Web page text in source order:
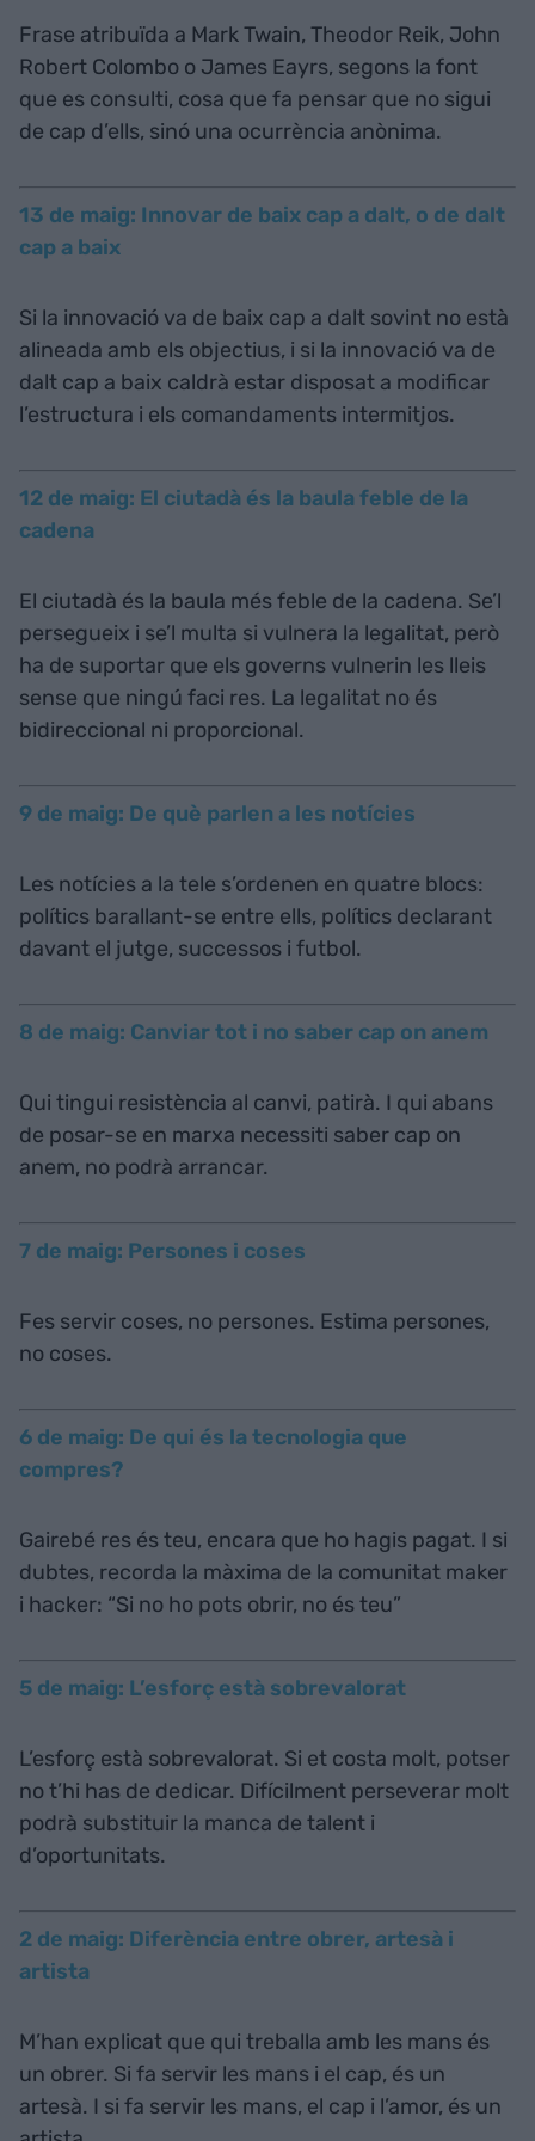
Frase atribuïda a Mark Twain, Theodor Reik, John
Robert Colombo o James Eayrs, segons la font
que es consulti, cosa que fa pensar que no sigui
de cap d’ells, sinó una ocurrència anònima.
13 de maig: Innovar de baix cap a dalt, o de dalt
cap a baix
Si la innovació va de baix cap a dalt sovint no està
alineada amb els objectius, i si la innovació va de
dalt cap a baix caldrà estar disposat a modificar
l’estructura i els comandaments intermitjos.
12 de maig: El ciutadà és la baula feble de la
cadena
El ciutadà és la baula més feble de la cadena. Se’l
persegueix i se’l multa si vulnera la legalitat, però
ha de suportar que els governs vulnerin les lleis
sense que ningú faci res. La legalitat no és
bidireccional ni proporcional.
9 de maig: De què parlen a les notícies
Les notícies a la tele s’ordenen en quatre blocs:
polítics barallant-se entre ells, polítics declarant
davant el jutge, successos i futbol.
8 de maig: Canviar tot i no saber cap on anem
Qui tingui resistència al canvi, patirà. I qui abans
de posar-se en marxa necessiti saber cap on
anem, no podrà arrancar.
7 de maig: Persones i coses
Fes servir coses, no persones. Estima persones,
no coses.
6 de maig: De qui és la tecnologia que
compres?
Gairebé res és teu, encara que ho hagis pagat. I si
dubtes, recorda la màxima de la comunitat maker
i hacker: “Si no ho pots obrir, no és teu”
5 de maig: L’esforç està sobrevalorat
L’esforç està sobrevalorat. Si et costa molt, potser
no t’hi has de dedicar. Difícilment perseverar molt
podrà substituir la manca de talent i
d’oportunitats.
2 de maig: Diferència entre obrer, artesà i
artista
M’han explicat que qui treballa amb les mans és
un obrer. Si fa servir les mans i el cap, és un
artesà. I si fa servir les mans, el cap i l’amor, és un